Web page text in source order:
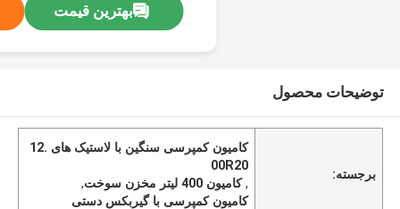
بهترین قیمت
توضیحات محصول
برجسته:
کامیون کمپرسی سنگین با لاستیک های 12.
00R20
,کامیون 400 لیتر مخزن سوخت
,
کامیون کمپرسی با گیربکس دستی